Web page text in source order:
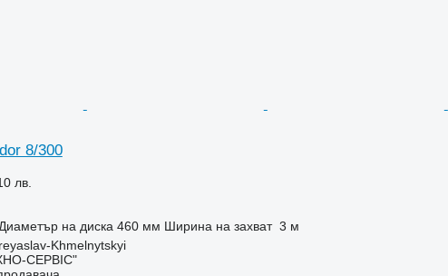
8/300
лв.
Диаметър на диска 460 мм Ширина на захват 3 м
Khmelnytskyi
СЕРВІС"